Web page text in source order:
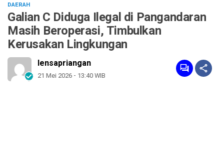
DAERAH
Galian C Diduga Ilegal di Pangandaran
Masih Beroperasi, Timbulkan
Kerusakan Lingkungan
lensapriangan
21 Mei 2026 - 13:40 WIB